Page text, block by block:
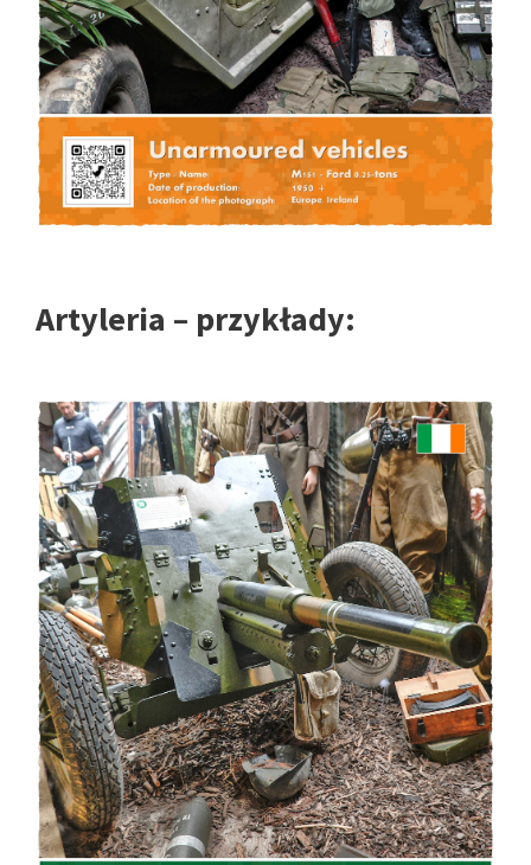
Artyleria – przykłady: